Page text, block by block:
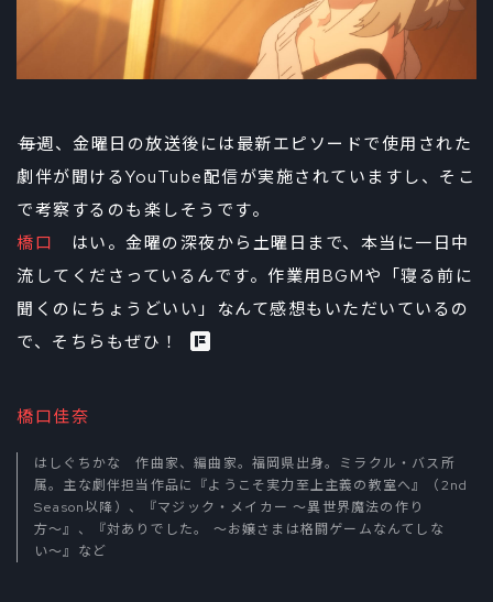
――毎週、金曜日の放送後には最新エピソードで使用された
劇伴が聞けるYouTube配信が実施されていますし、そこ
で考察するのも楽しそうです。
橋口 はい。金曜の深夜から土曜日まで、本当に一日中
流してくださっているんです。作業用BGMや「寝る前に
聞くのにちょうどいい」なんて感想もいただいているの
で、そちらもぜひ！
橋口佳奈
はしぐちかな 作曲家、編曲家。福岡県出身。ミラクル・バス所
属。主な劇伴担当作品に『ようこそ実力至上主義の教室へ』（2nd
Season以降）、『マジック・メイカー 〜異世界魔法の作り
方〜』、『対ありでした。 〜お嬢さまは格闘ゲームなんてしな
い〜』など